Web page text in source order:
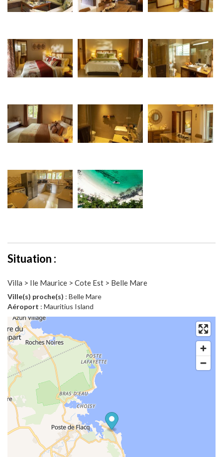
Situation :
Villa > Ile Maurice > Cote Est > Belle Mare
Ville(s) proche(s) : Belle Mare
Aéroport : Mauritius Island